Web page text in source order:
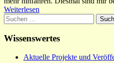
Weiterlesen
Suchen
nach:
Wissenswertes
Aktuelle Projekte und